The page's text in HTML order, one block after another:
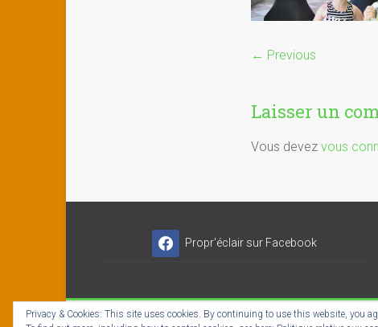
← Previous
Laisser un
Vous devez vous
Propr'éclair sur Facebook
Copyright © 2026Propr'éclair ✓ Titres-Services-
Privacy & Cookies: This site uses cookies. By continuing to use this website, you